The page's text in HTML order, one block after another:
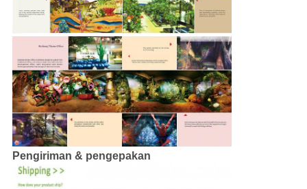
Pengiriman & pengepakan